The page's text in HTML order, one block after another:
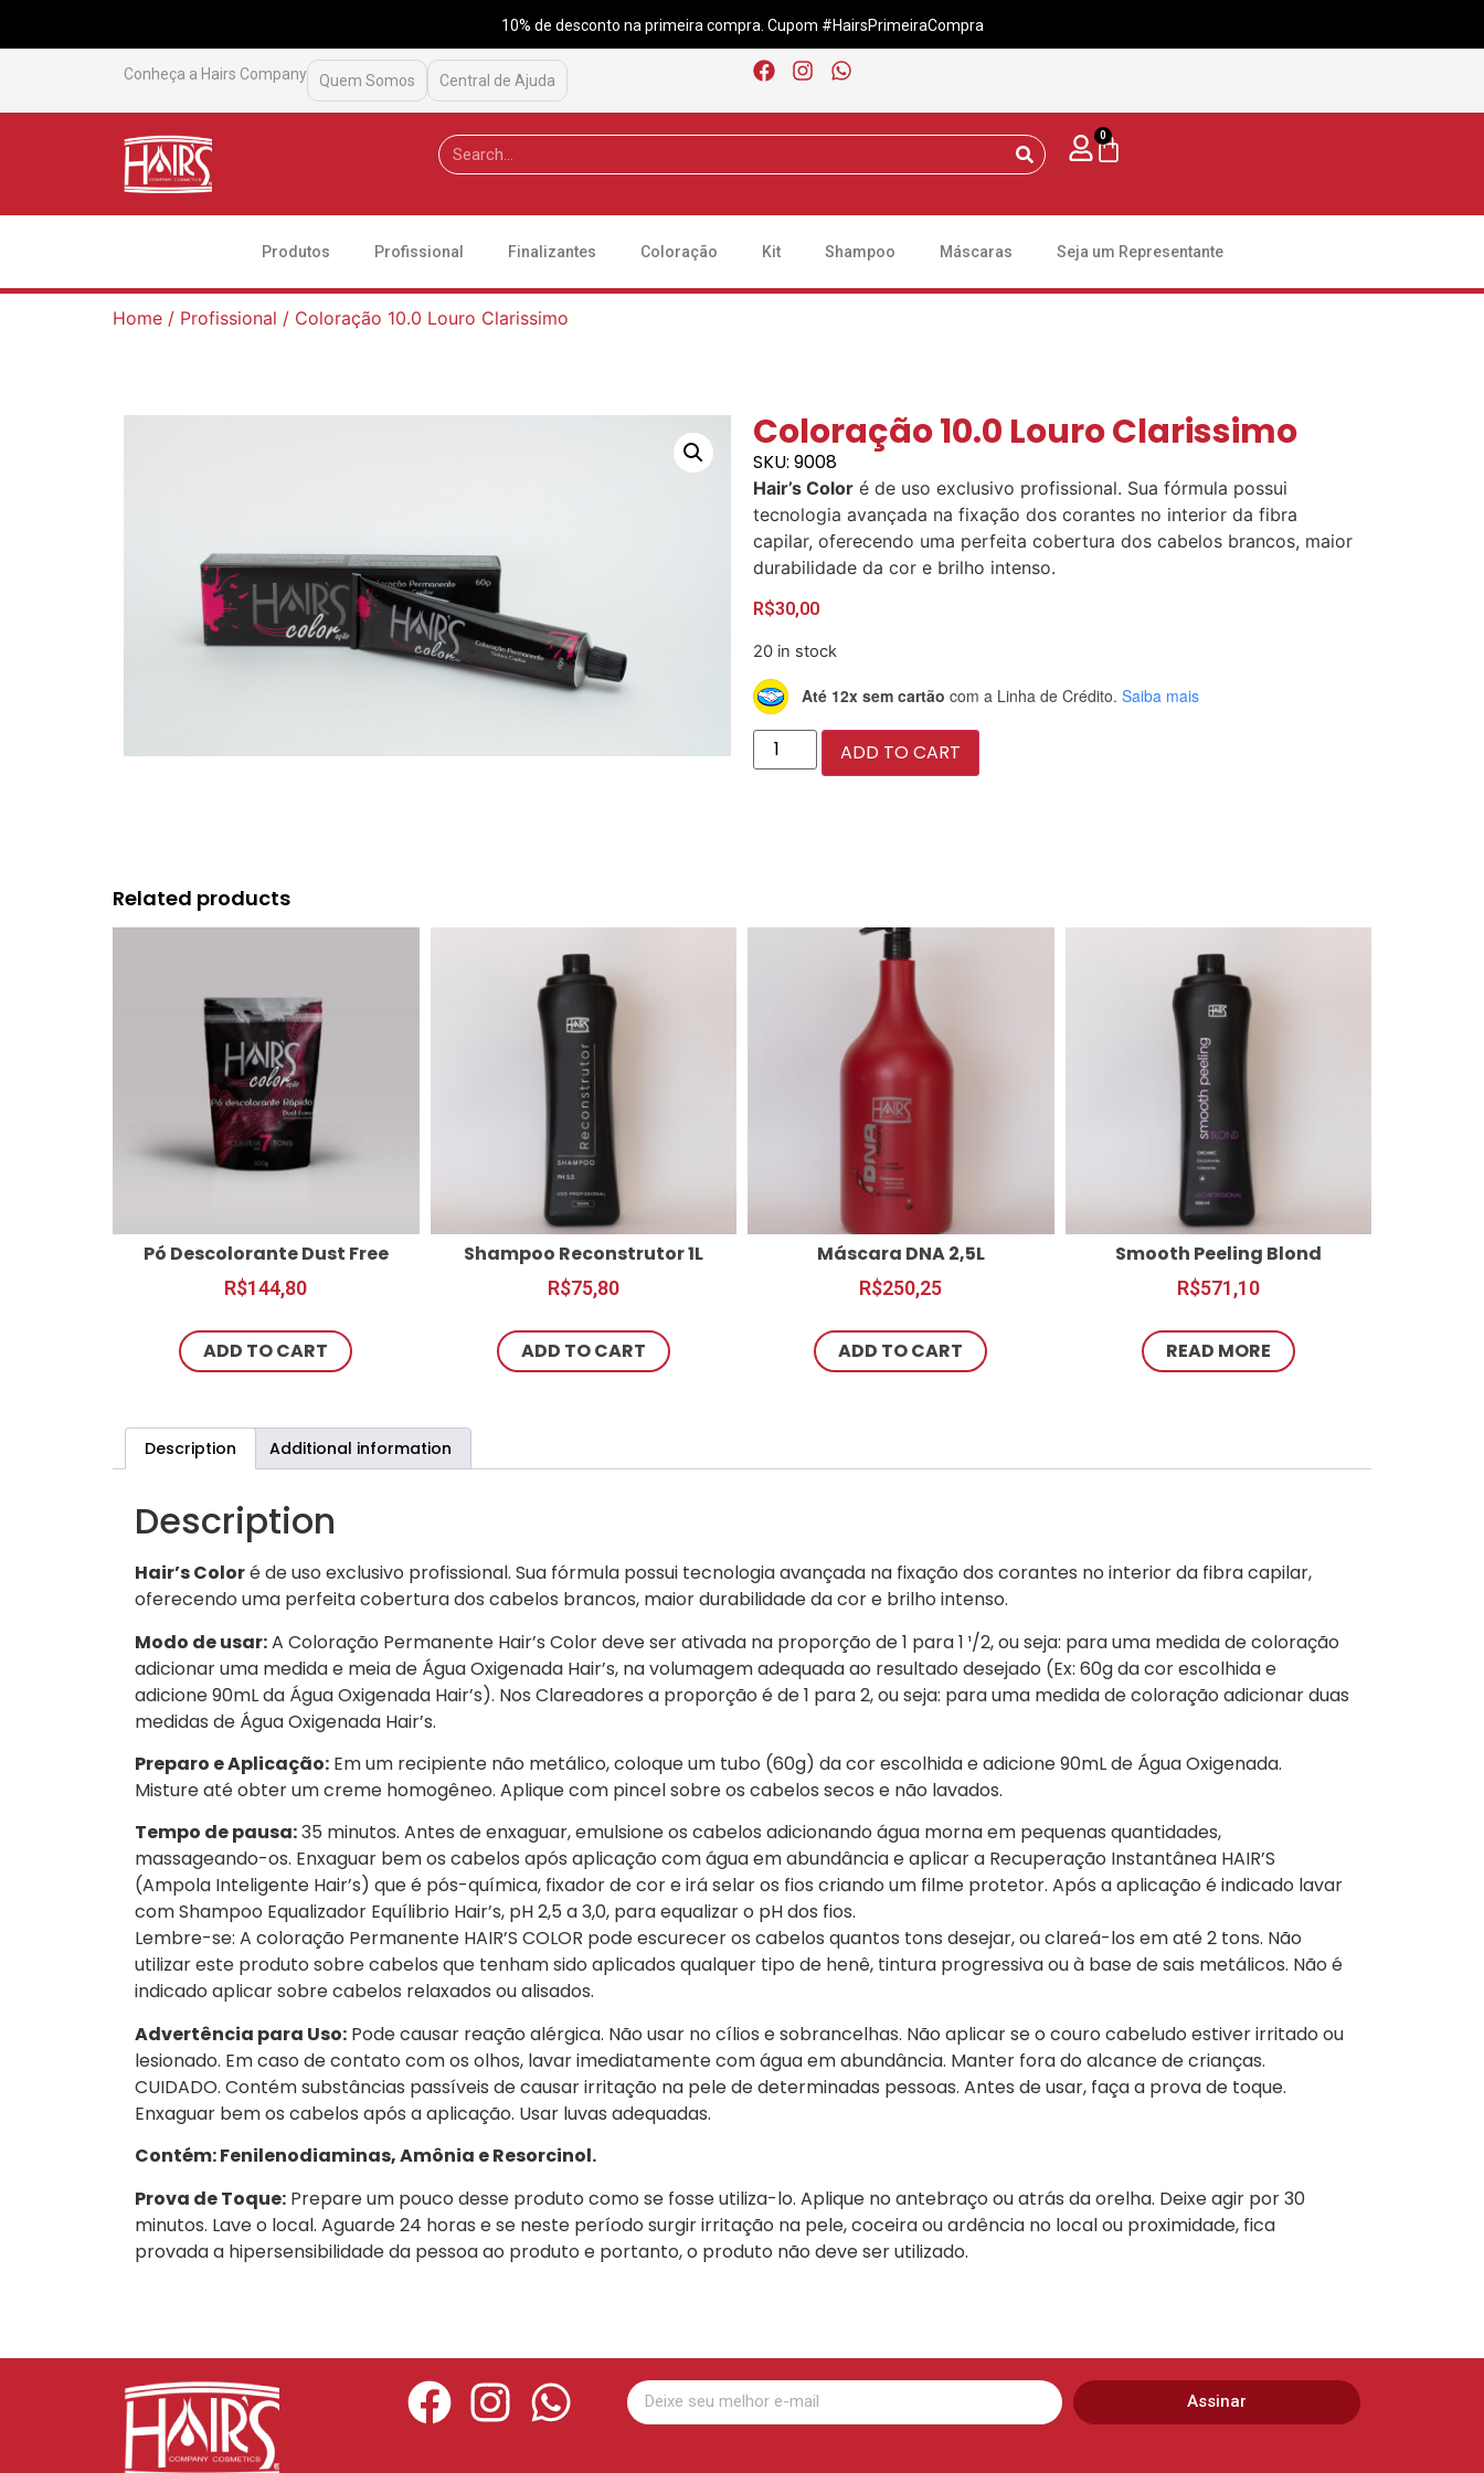
10% de desconto na primeira compra. Cupom #HairsPrimeiraCompra
Conheça a Hairs Company Quem Somos Central de Ajuda
0
Produtos Profissional Finalizantes Coloração Kit Shampoo Máscaras Seja um Representante
Home / Profissional / Coloração 10.0 Louro Clarissimo
Coloração 10.0 Louro Clarissimo
SKU: 9008
Hair’s Color é de uso exclusivo profissional. Sua fórmula possui
tecnologia avançada na fixação dos corantes no interior da fibra
capilar, oferecendo uma perfeita cobertura dos cabelos brancos, maior
durabilidade da cor e brilho intenso.
R$30,00
20 in stock
Até 12x sem cartão com a Linha de Crédito. Saiba mais
ADD TO CART
Related products
Pó Descolorante Dust Free
R$144,80
ADD TO CART
Shampoo Reconstrutor 1L
R$75,80
ADD TO CART
Máscara DNA 2,5L
R$250,25
ADD TO CART
Smooth Peeling Blond
R$571,10
READ MORE
Description Additional information
Description
Hair’s Coloré de uso exclusivo profissional. Sua fórmula possui tecnologia avançada na fixação dos corantes no interior da fibra capilar,
oferecendo uma perfeita cobertura dos cabelos brancos, maior durabilidade da cor e brilho intenso.
Modo de usar:A Coloração Permanente Hair’s Color deve ser ativada na proporção de 1 para 1 ¹/2, ou seja: para uma medida de coloração
adicionar uma medida e meia de Água Oxigenada Hair’s, na volumagem adequada ao resultado desejado (Ex: 60g da cor escolhida e
adicione 90mL da Água Oxigenada Hair’s). Nos Clareadores a proporção é de 1 para 2, ou seja: para uma medida de coloração adicionar duas
medidas de Água Oxigenada Hair’s.
Preparo e Aplicação: Em um recipiente não metálico, coloque um tubo (60g) da cor escolhida e adicione 90mL de Água Oxigenada.
Misture até obter um creme homogêneo. Aplique com pincel sobre os cabelos secos e não lavados.
Tempo de pausa:35 minutos. Antes de enxaguar, emulsione os cabelos adicionando água morna em pequenas quantidades,
massageando-os. Enxaguar bem os cabelos após aplicação com água em abundância e aplicar a Recuperação Instantânea HAIR’S
(Ampola Inteligente Hair’s) que é pós-química, fixador de cor e irá selar os fios criando um filme protetor. Após a aplicação é indicado lavar
com Shampoo Equalizador Equílibrio Hair’s, pH 2,5 a 3,0, para equalizar o pH dos fios.
Lembre-se: A coloração Permanente HAIR’S COLOR pode escurecer os cabelos quantos tons desejar, ou clareá-los em até 2 tons. Não
utilizar este produto sobre cabelos que tenham sido aplicados qualquer tipo de henê, tintura progressiva ou à base de sais metálicos. Não é
indicado aplicar sobre cabelos relaxados ou alisados.
Advertência para Uso: Pode causar reação alérgica. Não usar no cílios e sobrancelhas. Não aplicar se o couro cabeludo estiver irritado ou
lesionado. Em caso de contato com os olhos, lavar imediatamente com água em abundância. Manter fora do alcance de crianças.
CUIDADO. Contém substâncias passíveis de causar irritação na pele de determinadas pessoas. Antes de usar, faça a prova de toque.
Enxaguar bem os cabelos após a aplicação. Usar luvas adequadas.
Contém: Fenilenodiaminas, Amônia e Resorcinol.
Prova de Toque: Prepare um pouco desse produto como se fosse utiliza-lo. Aplique no antebraço ou atrás da orelha. Deixe agir por 30
minutos. Lave o local. Aguarde 24 horas e se neste período surgir irritação na pele, coceira ou ardência no local ou proximidade, fica
provada a hipersensibilidade da pessoa ao produto e portanto, o produto não deve ser utilizado.
Assinar